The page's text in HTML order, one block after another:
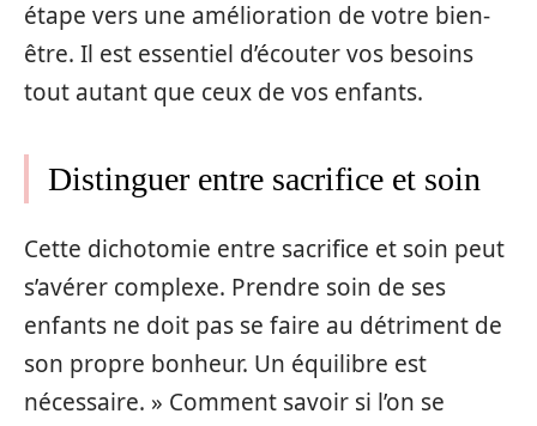
étape vers une amélioration de votre bien-
être. Il est essentiel d’écouter vos besoins
tout autant que ceux de vos enfants.
Distinguer entre sacrifice et soin
Cette dichotomie entre sacrifice et soin peut
s’avérer complexe. Prendre soin de ses
enfants ne doit pas se faire au détriment de
son propre bonheur. Un équilibre est
nécessaire. » Comment savoir si l’on se